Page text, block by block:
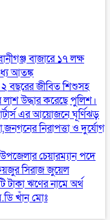
বাজারে ১৭ লক্ষ
আতঙ্ক
বছরের জীবিত শিশুসহ
উদ্ধার করেছে পুলিশ।
এর আয়োজনে ঘূর্ণিঝড়
নিরাপত্তা ও দুর্যোগ
চেয়ারম্যান পদে
সিরাজ জুয়েল
টাকা ঋণের নামে অর্থ
খাঁন মোঃ